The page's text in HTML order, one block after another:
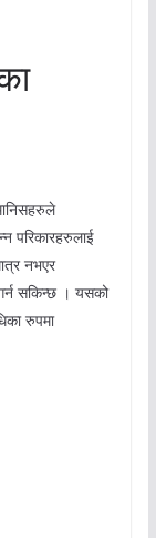
परिकारहरुलाई
नभएर
गर्न सकिन्छ । यसको
रुपमा